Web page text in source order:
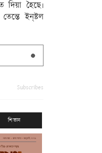
দিয়া হৈছে৷
ইন্‌ষ্টল
Subscribes
শিতান